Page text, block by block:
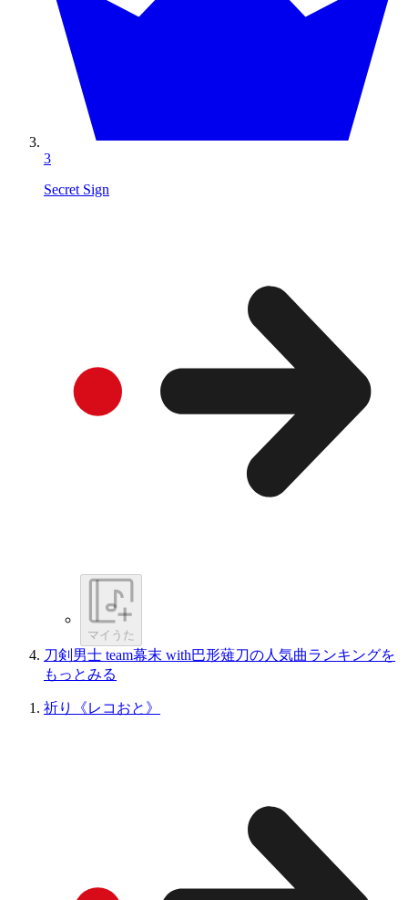
3
Secret Sign
マイうた
刀剣男士 team幕末 with巴形薙刀の人気曲ランキングを
もっとみる
祈り《レコおと》